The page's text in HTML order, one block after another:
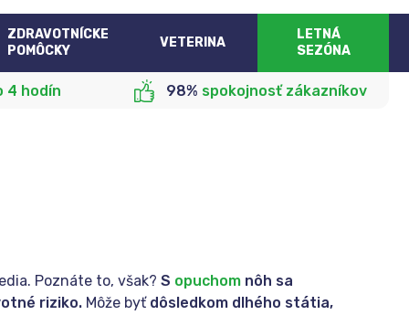
ZDRAVOTNÍCKE
POMÔCKY
VETERINA
LETNÁ
SEZÓNA
4 hodín 98% spokojnosť zákazníkov
Poznáte to, však? S opuchom nôh sa
riziko. Môže byť dôsledkom dlhého státia,